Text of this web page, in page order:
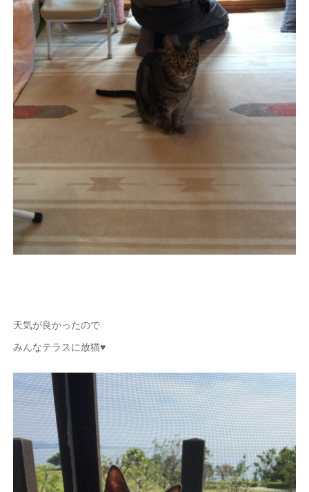
天気が良かったので
みんなテラスに放猫♥